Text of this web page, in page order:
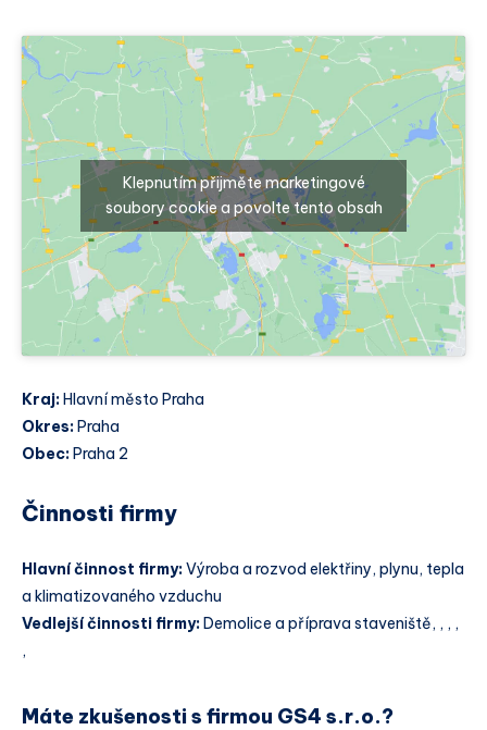
Klepnutím přijměte marketingové
soubory cookie a povolte tento obsah
Kraj: Hlavní město Praha
Okres: Praha
Obec: Praha 2
Činnosti firmy
Hlavní činnost firmy:Výroba a rozvod elektřiny, plynu, tepla
a klimatizovaného vzduchu
Vedlejší činnosti firmy:Demolice a příprava staveniště, , , ,
,
Máte zkušenosti s firmou GS4 s.r.o.?